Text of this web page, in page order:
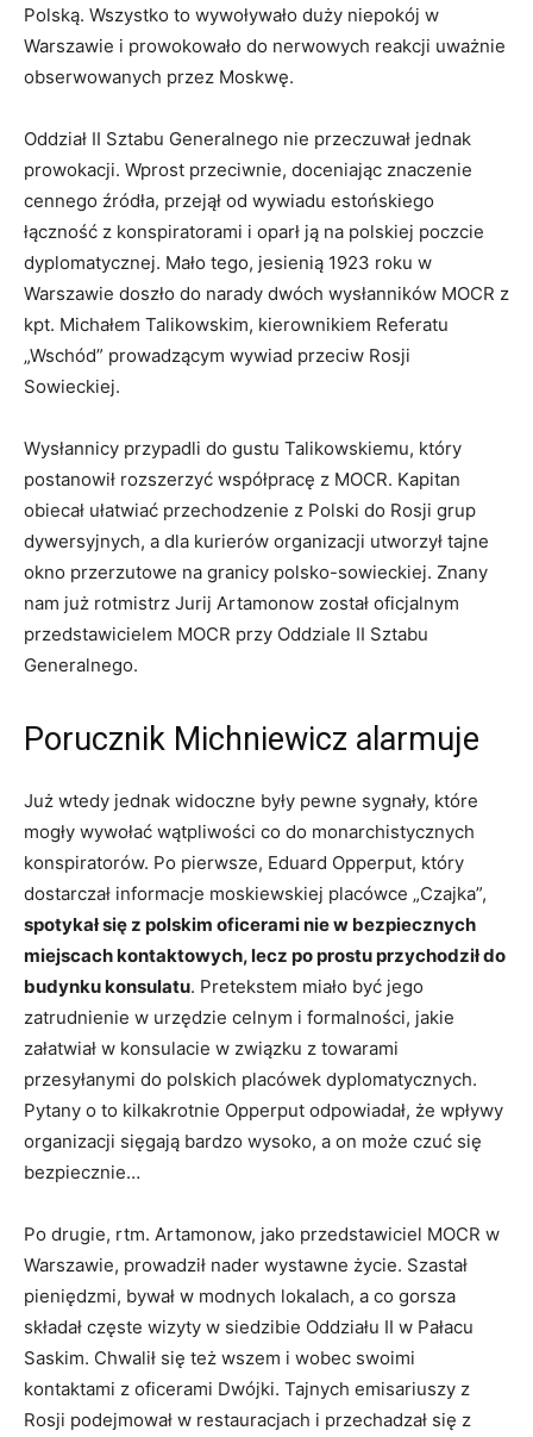
Polską. Wszystko to wywoływało duży niepokój w
Warszawie i prowokowało do nerwowych reakcji uważnie
obserwowanych przez Moskwę.
Oddział II Sztabu Generalnego nie przeczuwał jednak
prowokacji. Wprost przeciwnie, doceniając znaczenie
cennego źródła, przejął od wywiadu estońskiego
łączność z konspiratorami i oparł ją na polskiej poczcie
dyplomatycznej. Mało tego, jesienią 1923 roku w
Warszawie doszło do narady dwóch wysłanników MOCR z
kpt. Michałem Talikowskim, kierownikiem Referatu
„Wschód” prowadzącym wywiad przeciw Rosji
Sowieckiej.
Wysłannicy przypadli do gustu Talikowskiemu, który
postanowił rozszerzyć współpracę z MOCR. Kapitan
obiecał ułatwiać przechodzenie z Polski do Rosji grup
dywersyjnych, a dla kurierów organizacji utworzył tajne
okno przerzutowe na granicy polsko-sowieckiej. Znany
nam już rotmistrz Jurij Artamonow został oficjalnym
przedstawicielem MOCR przy Oddziale II Sztabu
Generalnego.
Porucznik Michniewicz alarmuje
Już wtedy jednak widoczne były pewne sygnały, które
mogły wywołać wątpliwości co do monarchistycznych
konspiratorów. Po pierwsze, Eduard Opperput, który
dostarczał informacje moskiewskiej placówce „Czajka”,
spotykał się z polskim oficerami nie w bezpiecznych
miejscach kontaktowych, lecz po prostu przychodził do
budynku konsulatu. Pretekstem miało być jego
zatrudnienie w urzędzie celnym i formalności, jakie
załatwiał w konsulacie w związku z towarami
przesyłanymi do polskich placówek dyplomatycznych.
Pytany o to kilkakrotnie Opperput odpowiadał, że wpływy
organizacji sięgają bardzo wysoko, a on może czuć się
bezpiecznie…
Po drugie, rtm. Artamonow, jako przedstawiciel MOCR w
Warszawie, prowadził nader wystawne życie. Szastał
pieniędzmi, bywał w modnych lokalach, a co gorsza
składał częste wizyty w siedzibie Oddziału II w Pałacu
Saskim. Chwalił się też wszem i wobec swoimi
kontaktami z oficerami Dwójki. Tajnych emisariuszy z
Rosji podejmował w restauracjach i przechadzał się z